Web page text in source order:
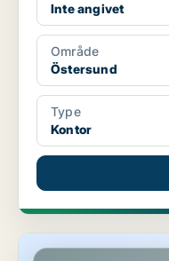
Inte angivet
Område
Östersund
Type
Kontor
Lager i Östersund, Brunflo